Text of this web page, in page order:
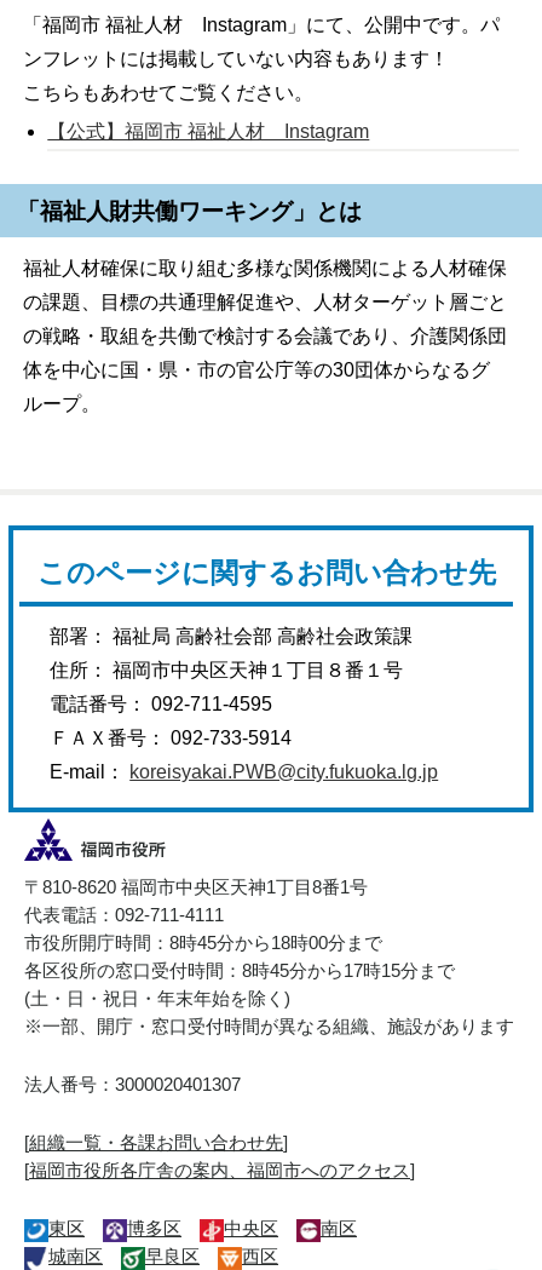
「福岡市 福祉人材 Instagram」にて、公開中です。パ
ンフレットには掲載していない内容もあります！
こちらもあわせてご覧ください。
【公式】福岡市 福祉人材 Instagram
「福祉人財共働ワーキング」とは
福祉人材確保に取り組む多様な関係機関による人材確保
の課題、目標の共通理解促進や、人材ターゲット層ごと
の戦略・取組を共働で検討する会議であり、介護関係団
体を中心に国・県・市の官公庁等の30団体からなるグ
ループ。
このページに関するお問い合わせ先
部署： 福祉局 高齢社会部 高齢社会政策課
住所： 福岡市中央区天神１丁目８番１号
電話番号： 092-711-4595
ＦＡＸ番号： 092-733-5914
E-mail：
koreisyakai.PWB@city.fukuoka.lg.jp
〒810-8620 福岡市中央区天神1丁目8番1号
代表電話：092-711-4111
市役所開庁時間：8時45分から18時00分まで
各区役所の窓口受付時間：8時45分から17時15分まで
(土・日・祝日・年末年始を除く)
※一部、開庁・窓口受付時間が異なる組織、施設があります
法人番号：3000020401307
[組織一覧・各課お問い合わせ先]
[福岡市役所各庁舎の案内、福岡市へのアクセス]
東区 博多区 中央区
南区
城南区
早良区 西区